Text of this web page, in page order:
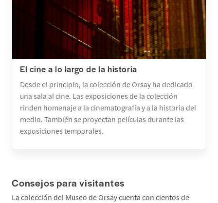
El cine a lo largo de la historia
Desde el principio, la colección de Orsay ha dedicado
una sala al cine. Las exposiciones de la colección
rinden homenaje a la cinematografía y a la historia del
medio. También se proyectan películas durante las
exposiciones temporales.
Consejos para visitantes
La colección del Museo de Orsay cuenta con cientos de